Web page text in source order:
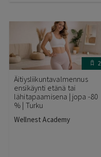
2
Äitiysliikuntavalmennus
ensikäynti etänä tai
lähitapaamisena | jopa -80
% | Turku
Wellnest Academy